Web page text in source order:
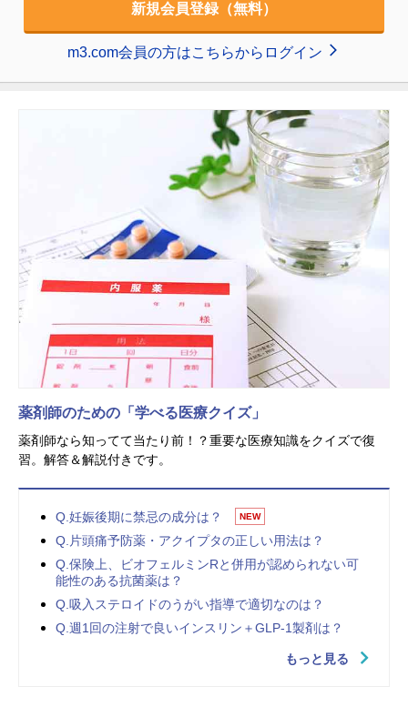
新規会員登録（無料）
m3.com会員の方はこちらからログイン
薬剤師のための「学べる医療クイズ」
薬剤師なら知ってて当たり前！？重要な医療知識をクイズで復
習。解答＆解説付きです。
Q.妊娠後期に禁忌の成分は？ NEW
Q.片頭痛予防薬・アクイプタの正しい用法は？
Q.保険上、ビオフェルミンRと併用が認められない可
能性のある抗菌薬は？
Q.吸入ステロイドのうがい指導で適切なのは？
Q.週1回の注射で良いインスリン＋GLP-1製剤は？
もっと見る